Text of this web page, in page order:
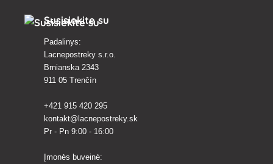
Susisiekite su
Padalinys:
Lacnepostreky s.r.o.
Brnianska 2343
911 05 Trenčín
+421 915 420 295
kontakt@lacnepostreky.sk
Pr - Pn 9:00 - 16:00
Įmonės buveinė: